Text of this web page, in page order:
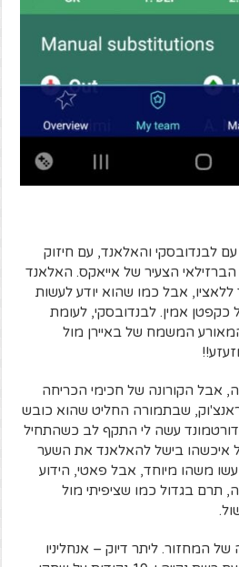
לבנדובסקי והאלאנד, עם חיזוק
הצעיר של אייאקס. האלאנד
אבל כמו שהוא יודע לעשות
כקפטן אמין. לבנדובסקי, לעומת
המשמח של באיירן מול
אבל הקורונה של חכימי הכריחה
שבתמורה החליט שהוא כובש
דורטמונד עשה לי התקף לב כשהתחיל
איכשהו בישל להאלאנד את השער
משהו מיוחד, אבל פאטי, הידוע
תרם בגדול כמו שציפיתי מול
המחזור. ליתר דיוק – אנחליניו